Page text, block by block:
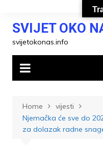
contentSVIJET OKO
svijetokonas.info
Home
vijesti
Njemačka će sve do
za dolazak radne